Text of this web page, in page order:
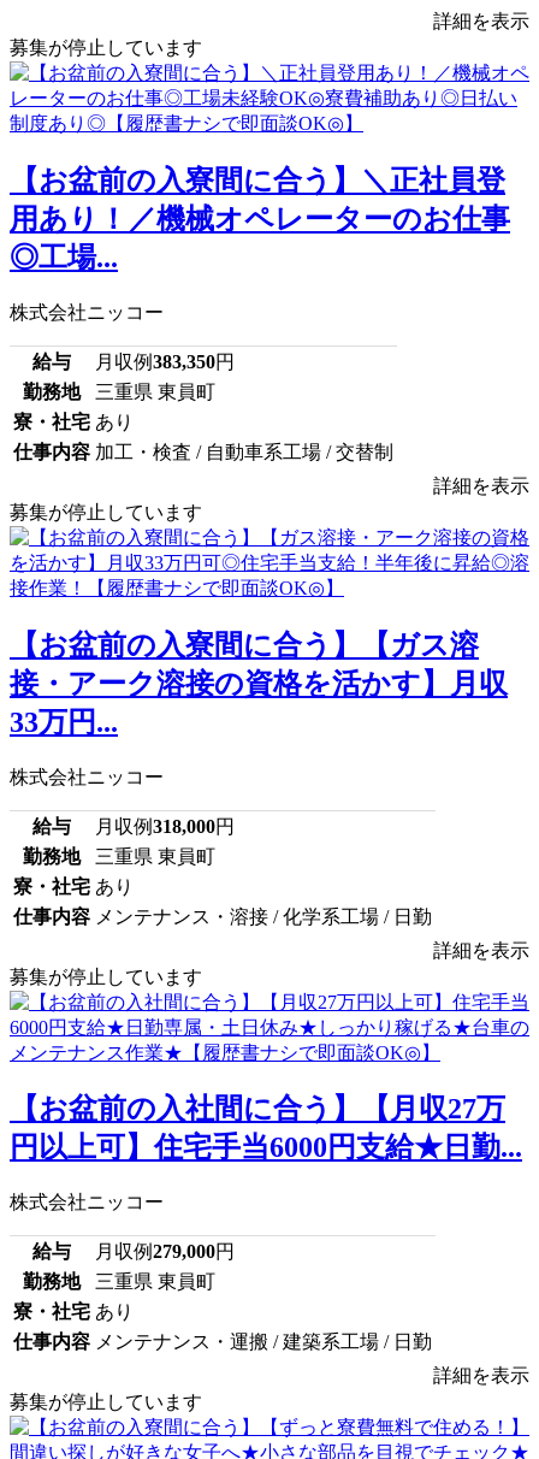
詳細を表示
募集が停止しています
【お盆前の入寮間に合う】＼正社員登
用あり！／機械オペレーターのお仕事
◎工場...
株式会社ニッコー
給与 月収例383,350円
勤務地
三重県 東員町
寮・社宅 あり
仕事内容 加工・検査 / 自動車系工場 / 交替制
詳細を表示
募集が停止しています
【お盆前の入寮間に合う】【ガス溶
接・アーク溶接の資格を活かす】月収
33万円...
株式会社ニッコー
給与 月収例318,000円
勤務地
三重県 東員町
寮・社宅 あり
仕事内容 メンテナンス・溶接 / 化学系工場 / 日勤
詳細を表示
募集が停止しています
【お盆前の入社間に合う】【月収27万
円以上可】住宅手当6000円支給★日勤...
株式会社ニッコー
給与 月収例279,000円
勤務地
三重県 東員町
寮・社宅 あり
仕事内容 メンテナンス・運搬 / 建築系工場 / 日勤
詳細を表示
募集が停止しています